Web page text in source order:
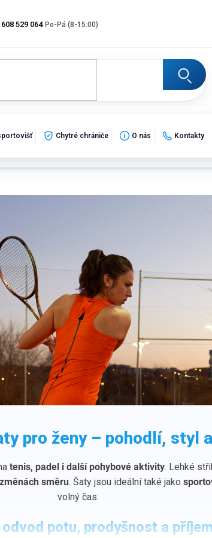
608 529 064
Výměna, vrácení a reklamace zboží
Chytré chrániče O nás Kontakty
i ve volném čase.
pro ženy – pohodlí, styl
tenis, padel i další pohybové aktivity. Lehké
směru. Šaty jsou ideální také jako
volný čas.
potu, prodyšnost a